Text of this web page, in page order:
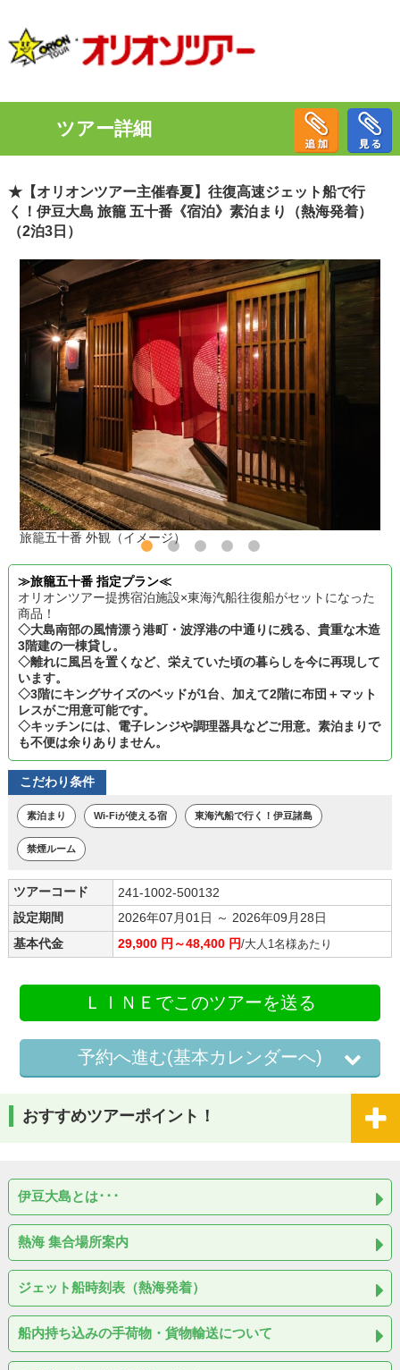
ツアー詳細
★【オリオンツアー主催春夏】往復高速ジェット船で行
く！伊豆大島 旅籠 五十番《宿泊》素泊まり（熱海発着）
（2泊3日）
旅籠五十番 外観（イメージ）
≫旅籠五十番 指定プラン≪
オリオンツアー提携宿泊施設×東海汽船往復船がセットになった
商品！
◇大島南部の風情漂う港町・波浮港の中通りに残る、貴重な木造
3階建の一棟貸し。
◇離れに風呂を置くなど、栄えていた頃の暮らしを今に再現して
います。
◇3階にキングサイズのベッドが1台、加えて2階に布団＋マット
レスがご用意可能です。
◇キッチンには、電子レンジや調理器具などご用意。素泊まりで
も不便は余りありません。
こだわり条件
素泊まり Wi-Fiが使える宿 東海汽船で行く！伊豆諸島
禁煙ルーム
ツアーコード
241-1002-500132
設定期間
2026年07月01日 ～ 2026年09月28日
基本代金
29,900 円～48,400 円/大人1名様あたり
ＬＩＮＥでこのツアーを送る
予約へ進む(基本カレンダーへ)
おすすめツアーポイント！
伊豆大島とは･･･
熱海 集合場所案内
ジェット船時刻表（熱海発着）
船内持ち込みの手荷物・貨物輸送について